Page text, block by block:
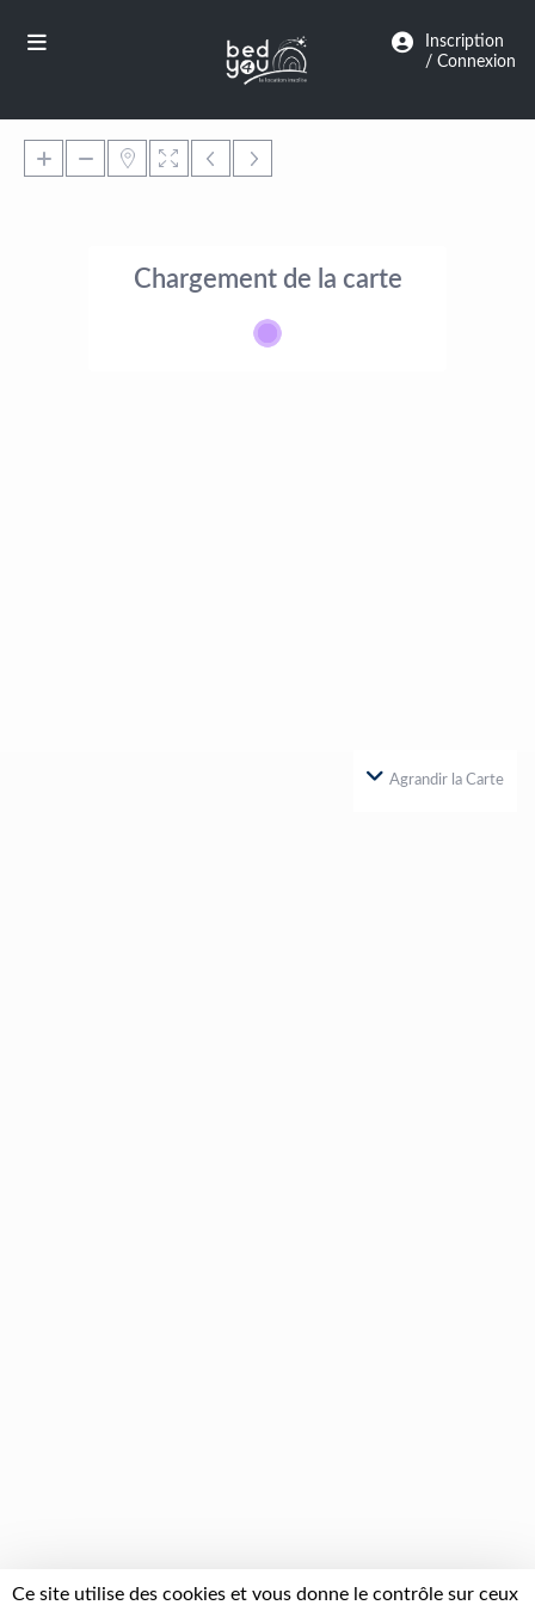
Inscription
/ Connexion
Chargement de la carte
Agrandir la Carte
Ce site utilise des cookies et vous donne le contrôle sur ceux